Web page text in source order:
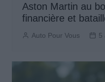
Aston Martin au
financière et
Auto Pour Vous 5